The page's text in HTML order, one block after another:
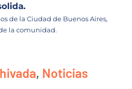
de la Ciudad de Buenos Aires,
la comunidad.
, Noticias